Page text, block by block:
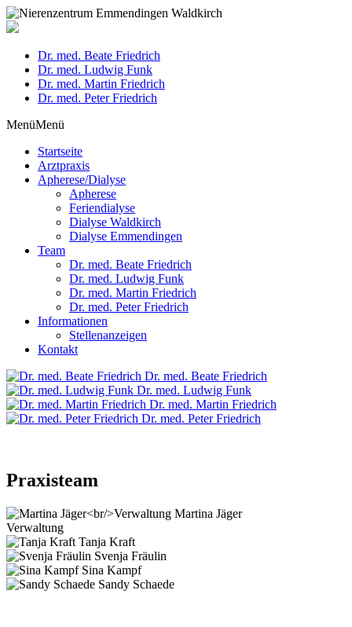
Dr. med. Beate Friedrich
Dr. med. Ludwig Funk
Dr. med. Martin Friedrich
Dr. med. Peter Friedrich
MenüMenü
Startseite
Arztpraxis
Apherese/Dialyse
Apherese
Feriendialyse
Dialyse Waldkirch
Dialyse Emmendingen
Team
Dr. med. Beate Friedrich
Dr. med. Ludwig Funk
Dr. med. Martin Friedrich
Dr. med. Peter Friedrich
Informationen
Stellenanzeigen
Kontakt
Dr. med. Beate Friedrich
Dr. med. Ludwig Funk
Dr. med. Martin Friedrich
Dr. med. Peter Friedrich
Praxisteam
Martina Jäger
Verwaltung
Tanja Kraft
Svenja Fräulin
Sina Kampf
Sandy Schaede